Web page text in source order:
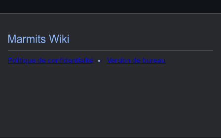
Politique de confidentialité Version de bureau